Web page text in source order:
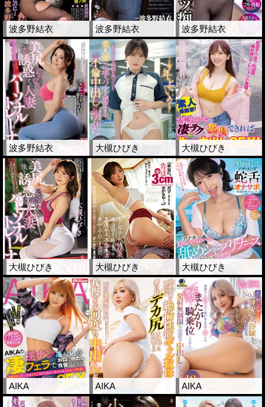
波多野結衣 波多野結衣 波多野結衣
波多野結衣 大槻ひびき 大槻ひびき
大槻ひびき 大槻ひびき 大槻ひびき
AIKA AIKA AIKA